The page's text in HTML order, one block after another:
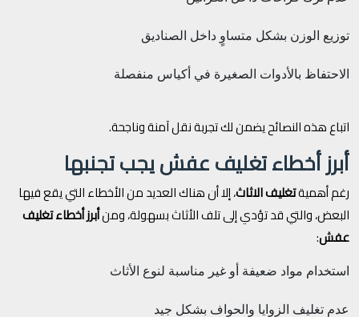
توزيع الوزن بشكل متساوٍ داخل الصناديق
الاحتفاظ بالأدوات الصغيرة في أكياس منفصلة
اتباع هذه النصائح يضمن لك تجربة نقل آمنة وناجحة.
أبرز أخطاء تغليف عفش يجب تجنبها
رغم أهميةتغليف الاثاث، إلا أن هناك العديد من الأخطاء التي يقع فيها
البعض، والتي قد تؤدي إلى تلف الأثاث بسهولة، ومنأبرز أخطاء تغليف
عفش:
استخدام مواد ضعيفة أو غير مناسبة لنوع الأثاث
عدم تغليف الزوايا والحواف بشكل جيد